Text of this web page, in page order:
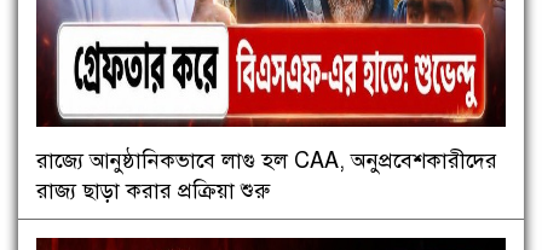
রাজ্যে আনুষ্ঠানিকভাবে লাগু হল CAA, অনুপ্রবেশকারীদের
রাজ্য ছাড়া করার প্রক্রিয়া শুরু